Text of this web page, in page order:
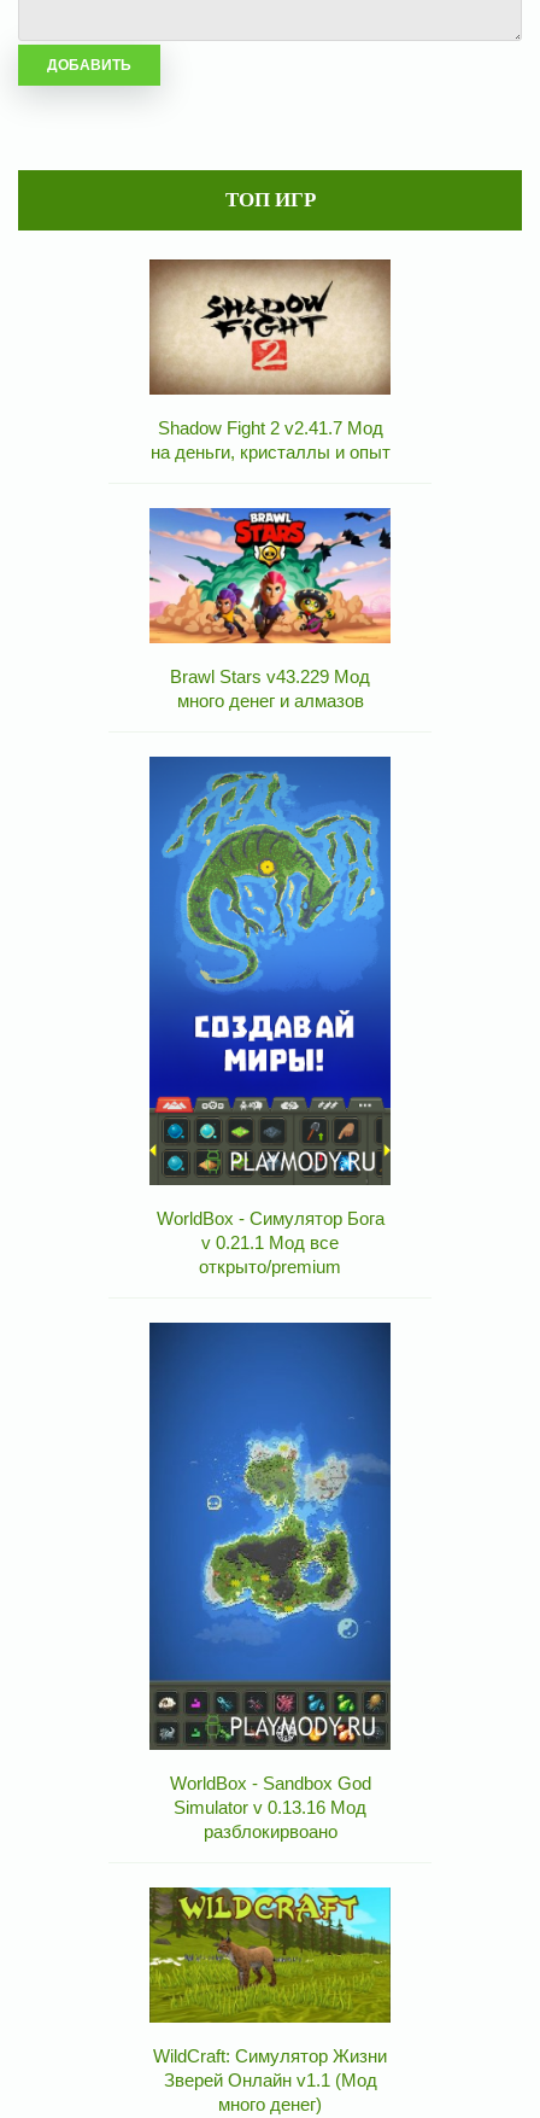
ТОП ИГР
Shadow Fight 2 v2.41.7 Мод
на деньги, кристаллы и опыт
Brawl Stars v43.229 Мод
много денег и алмазов
WorldBox - Симулятор Бога
v 0.21.1 Мод все
открыто/premium
WorldBox - Sandbox God
Simulator v 0.13.16 Мод
разблокирвоано
WildCraft: Симулятор Жизни
Зверей Онлайн v1.1 (Мод
много денег)